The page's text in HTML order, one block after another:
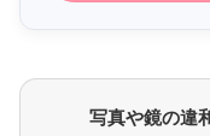
写真や鏡の違